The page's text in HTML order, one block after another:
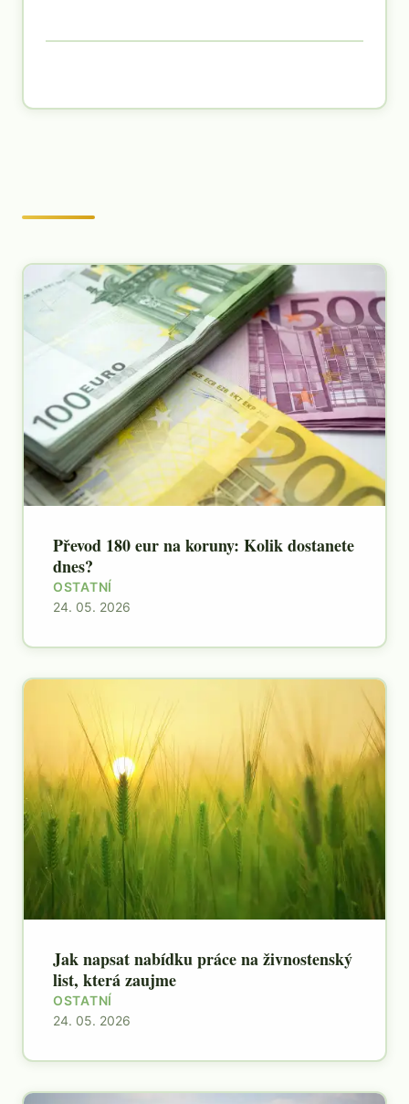
Převod 180 eur na koruny: Kolik dostanete
dnes?
OSTATNÍ
24. 05. 2026
Jak napsat nabídku práce na živnostenský
list, která zaujme
OSTATNÍ
24. 05. 2026